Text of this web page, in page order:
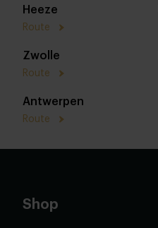
Heeze
Route
Zwolle
Route
Antwerpen
Route
Shop